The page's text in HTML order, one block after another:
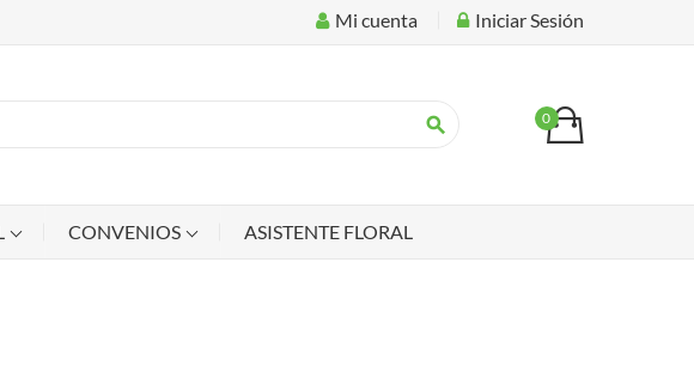
Mi cuenta Iniciar Sesión
0
search
CONVENIOS ASISTENTE FLORAL